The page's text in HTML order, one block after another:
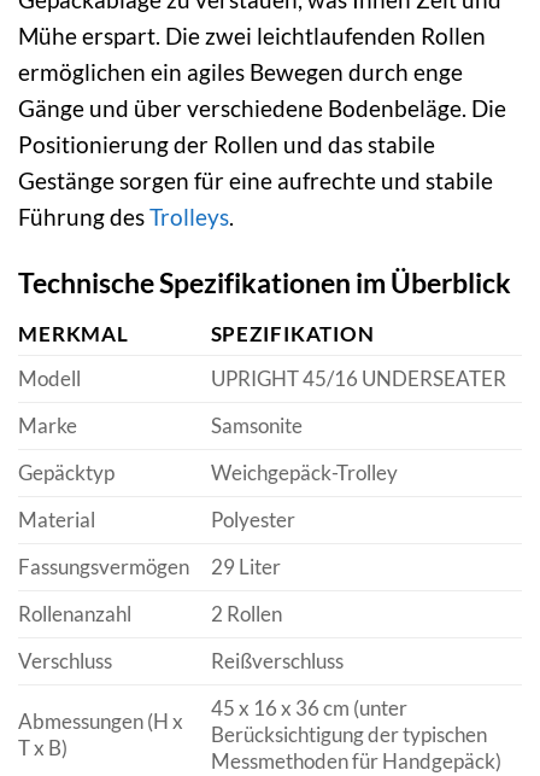
Mühe erspart. Die zwei leichtlaufenden Rollen
ermöglichen ein agiles Bewegen durch enge
Gänge und über verschiedene Bodenbeläge. Die
Positionierung der Rollen und das stabile
Gestänge sorgen für eine aufrechte und stabile
Führung desTrolleys.
Technische Spezifikationen im Überblick
MERKMAL
SPEZIFIKATION
Modell
UPRIGHT 45/16 UNDERSEATER
Marke
Samsonite
Gepäcktyp
Weichgepäck-Trolley
Material
Polyester
Fassungsvermögen
29 Liter
Rollenanzahl
2 Rollen
Verschluss
Reißverschluss
Abmessungen (H x
T x B)
45 x 16 x 36 cm (unter
Berücksichtigung der typischen
Messmethoden für Handgepäck)